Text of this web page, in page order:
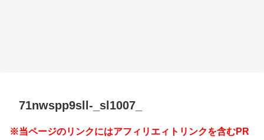
71nwspp9sll-_sl1007_
※当ページのリンクにはアフィリエィトリンクを含むPR